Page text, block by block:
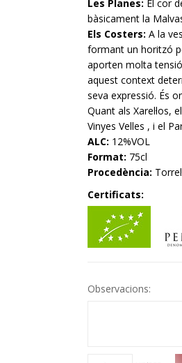
Les Planes: El cor
bàsicament la
Els Costers: A la
formant un horitzó
aporten molta
aquest context
seva expressió. És
Quant als Xarel·los,
Vinyes Velles , i el
ALC: 12%VOL
Format: 75cl
Procedència:
Certificats:
Observacions: